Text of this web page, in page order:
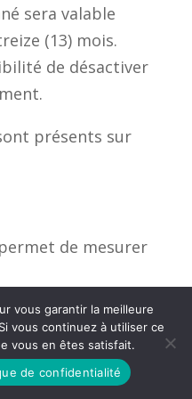
sera valable
(13) mois.
de désactiver
présents sur
de mesurer
: facilite
tags sur les
les balises
publicitaire de
vous garantir la meilleure
vous continuez à utiliser ce
vous en êtes satisfait.
de confidentialité